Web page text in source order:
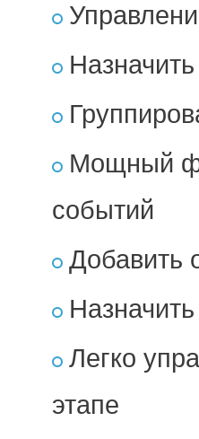
Мощный
событий
Добавить
Легко
этапе